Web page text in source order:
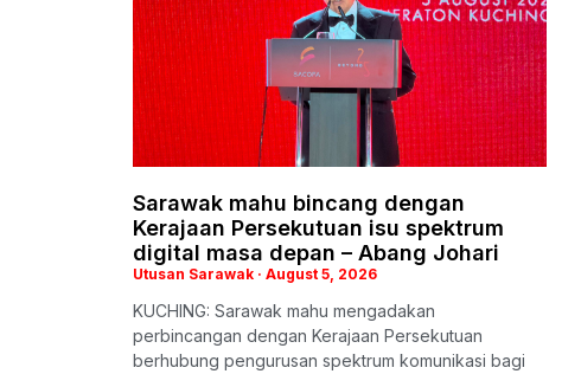
Sarawak mahu bincang dengan
Kerajaan Persekutuan isu spektrum
digital masa depan – Abang Johari
Utusan Sarawak August 5, 2026
KUCHING: Sarawak mahu mengadakan
perbincangan dengan Kerajaan Persekutuan
berhubung pengurusan spektrum komunikasi bagi